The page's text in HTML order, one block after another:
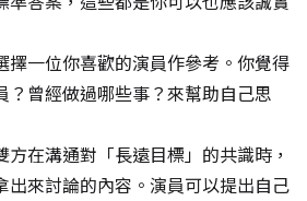
擇一位你喜歡的演員作參考。你覺得
？曾經做過哪些事？來幫助自己思
在溝通對「長遠目標」的共識時，
出來討論的內容。演員可以提出自己